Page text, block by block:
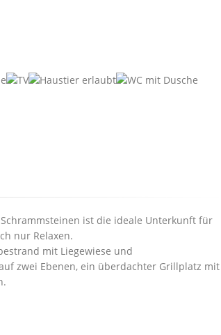
ist die ideale Unterkunft für
nur Relaxen.
mit Liegewiese und
zwei Ebenen, ein überdachter Grillplatz mit